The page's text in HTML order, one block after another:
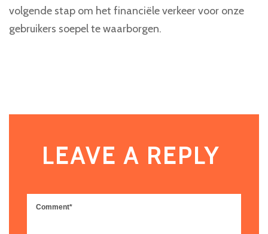
volgende stap om het financiële verkeer voor onze
gebruikers soepel te waarborgen.
LEAVE A REPLY